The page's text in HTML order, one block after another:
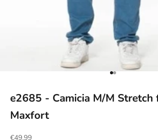
Vai all'articolo 1
Vai all'articolo 2
e2685 - Camicia M/M Stretch
Maxfort
Prezzo scontato
€49,99